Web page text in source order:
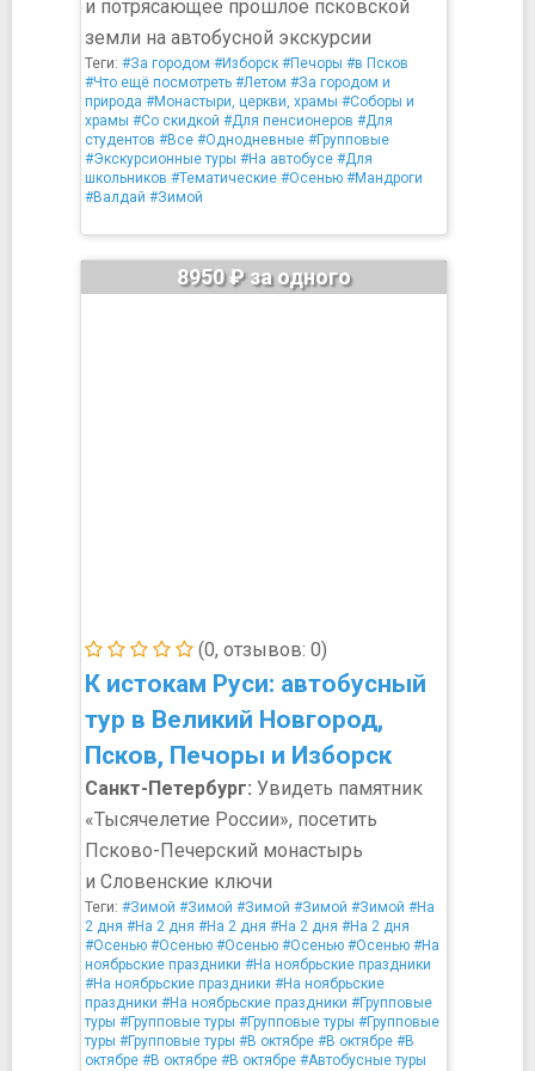
и потрясающее прошлое псковской
земли на автобусной экскурсии
Теги: #За городом #Изборск #Печоры #в Псков
#Что ещё посмотреть #Летом #За городом и
природа #Монастыри, церкви, храмы #Соборы и
храмы #Со скидкой #Для пенсионеров #Для
студентов #Все #Однодневные #Групповые
#Экскурсионные туры #На автобусе #Для
школьников #Тематические #Осенью #Мандроги
#Валдай #Зимой
(0, отзывов: 0)
К истокам Руси: автобусный
тур в Великий Новгород,
Псков, Печоры и Изборск
8950 ₽ за одного
Санкт-Петербург: Увидеть памятник
«Тысячелетие России», посетить
Псково-Печерский монастырь
и Словенские ключи
Теги: #Зимой #Зимой #Зимой #Зимой #Зимой #На
2 дня #На 2 дня #На 2 дня #На 2 дня #На 2 дня
#Осенью #Осенью #Осенью #Осенью #Осенью #На
ноябрьские праздники #На ноябрьские праздники
#На ноябрьские праздники #На ноябрьские
праздники #На ноябрьские праздники #Групповые
туры #Групповые туры #Групповые туры #Групповые
туры #Групповые туры #В октябре #В октябре #В
октябре #В октябре #В октябре #Автобусные туры